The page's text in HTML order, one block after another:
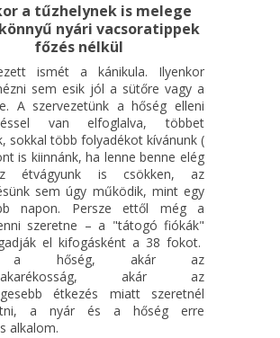
a tűzhelynek is melege
nyári vacsoratippek
főzés nélkül
ismét a kánikula. Ilyenkor
sem esik jól a sütőre vagy a
A szervezetünk a hőség elleni
van elfoglalva, többet
sokkal több folyadékot kívánunk (
is kiinnánk, ha lenne benne elég
étvágyunk is csökken, az
sem úgy működik, mint egy
napon. Persze ettől még a
szeretne – a "tátogó fiókák"
el kifogásként a 38 fokot.
a hőség, akár az
akár az
étkezés miatt szeretnél
a nyár és a hőség erre
alkalom.